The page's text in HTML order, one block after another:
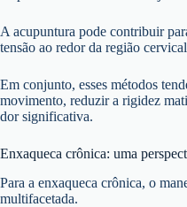
A acupuntura pode contribuir
tensão ao redor da região
Em conjunto, esses métodos
movimento, reduzir a rigidez
dor significativa.
Enxaqueca crônica: uma
Para a enxaqueca crônica, o
multifacetada.